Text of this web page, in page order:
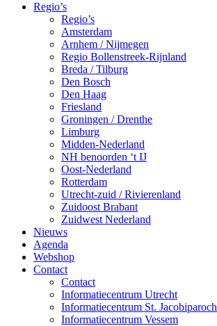
Regio’s
Regio’s
Amsterdam
Arnhem / Nijmegen
Regio Bollenstreek-Rijnland
Breda / Tilburg
Den Bosch
Den Haag
Friesland
Groningen / Drenthe
Limburg
Midden-Nederland
NH benoorden ‘t IJ
Oost-Nederland
Rotterdam
Utrecht-zuid / Rivierenland
Zuidoost Brabant
Zuidwest Nederland
Nieuws
Agenda
Webshop
Contact
Contact
Informatiecentrum Utrecht
Informatiecentrum St.
Informatiecentrum Vessem